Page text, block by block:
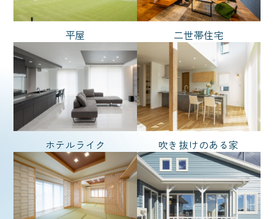
平屋 二世帯住宅
ホテルライク 吹き抜けのある家
シンプル
ナチュラル
ノーブルスタイル
モダン
リゾート
和風 輸入風
広さ
坪